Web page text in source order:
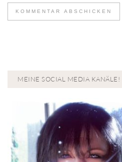
MEINE SOCIAL MEDIA KANÄLE!